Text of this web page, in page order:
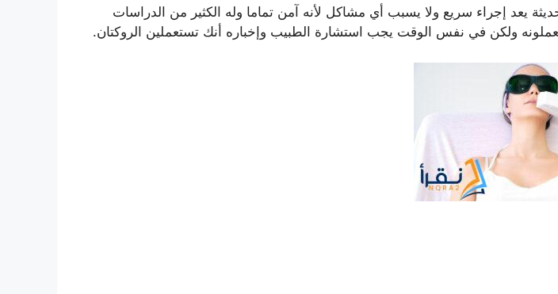
يعد إجراء سريع ولا يسبب أي مشاكل لأنه آمن تماما وله الكثير من الدراسات
ولكن في نفس الوقت يجب استشارة الطبيب وإخباره أنك تستعملين الروكتان.